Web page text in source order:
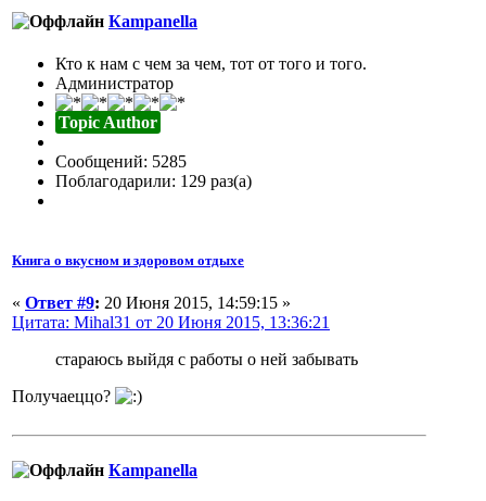
Кampanella
Кто к нам с чем за чем, тот от того и того.
Администратор
Topic Author
Сообщений: 5285
Поблагодарили: 129 раз(а)
Книга о вкусном и здоровом отдыхе
« Ответ #9: 20 Июня 2015, 14:59:15 »
Цитата: Mihal31 от 20 Июня 2015, 13:36:21
стараюсь выйдя с работы о ней забывать
Получаеццо?
Кampanella